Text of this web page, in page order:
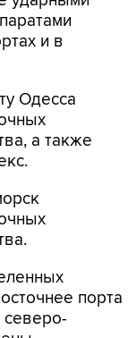
и в
Одесса
а также
порта